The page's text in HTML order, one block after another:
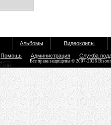
Альбомы Видеоклипы
Помощь Администрация Служба
Все права защищены © 2007-2026